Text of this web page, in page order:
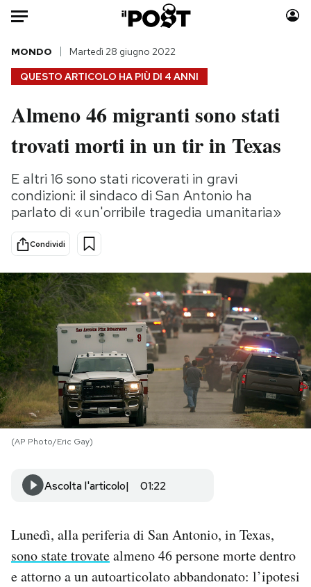
Auto
HOME
Italia
Politica
Tecnologia
Internet
Scienza
Cultura
Economia
Sport
Moda
Consumismi
Storie/Idee
Ok Boomer!
Media
Mondiali calcio 2026
PODCAST
NEWSLETTER
I MIEI PREFERITI
SHOP
QUESTO ARTICOLO HA PIÙ DI 4 ANNI
MONDO Martedì 28 giugno 2022
Almeno 46 migranti sono stati
trovati morti in un tir in Texas
E altri 16 sono stati ricoverati in gravi
condizioni: il sindaco di San Antonio ha
parlato di «un'orribile tragedia umanitaria»
Condividi
(AP Photo/Eric Gay)
Ascolta l'articolo 01:22
Lunedì, alla periferia di San Antonio, in Texas,
sono state trovatealmeno 46 persone morte dentro
e attorno a un autoarticolato abbandonato: l’ipotesi